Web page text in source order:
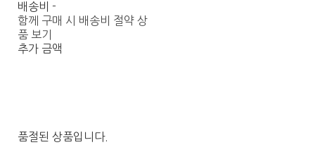
배송비 -
함께 구매 시 배송비 절약 상
품 보기
추가 금액
품절된 상품입니다.